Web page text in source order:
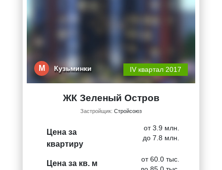
М Кузьминки IV квартал 2017
ЖК Зеленый Остров
Застройщик: Стройсоюз
Цена за
квартиру
от 3.9 млн.
до 7.8 млн.
Цена за кв. м
от 60.0 тыс.